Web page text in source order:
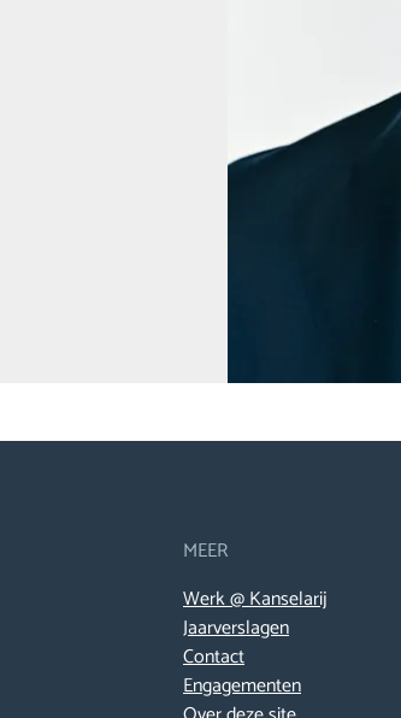
MEER
Werk @ Kanselarij
Jaarverslagen
Contact
Engagementen